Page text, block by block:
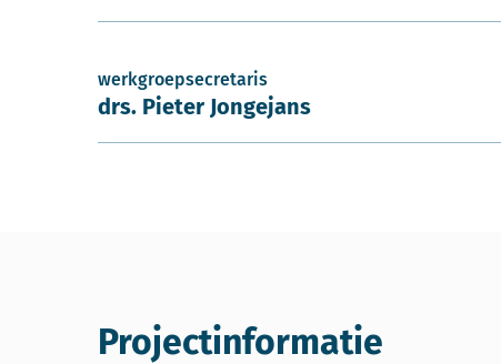
werkgroepsecretaris
drs. Pieter Jongejans
Projectinformatie